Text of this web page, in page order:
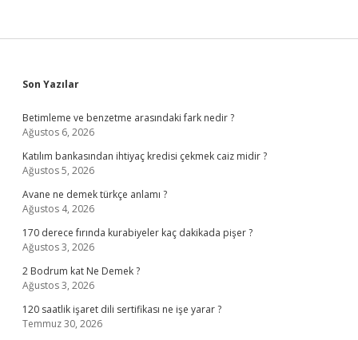
Sidebar
Son Yazılar
Betimleme ve benzetme arasındaki fark nedir ?
Ağustos 6, 2026
Katılım bankasından ihtiyaç kredisi çekmek caiz midir ?
Ağustos 5, 2026
Avane ne demek türkçe anlamı ?
Ağustos 4, 2026
170 derece fırında kurabiyeler kaç dakikada pişer ?
Ağustos 3, 2026
2 Bodrum kat Ne Demek ?
Ağustos 3, 2026
120 saatlik işaret dili sertifikası ne işe yarar ?
Temmuz 30, 2026